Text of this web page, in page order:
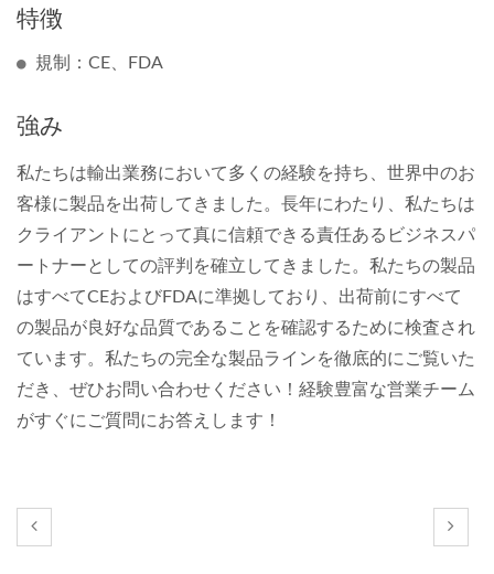
特徴
規制：CE、FDA
強み
私たちは輸出業務において多くの経験を持ち、世界中のお
客様に製品を出荷してきました。長年にわたり、私たちは
クライアントにとって真に信頼できる責任あるビジネスパ
ートナーとしての評判を確立してきました。私たちの製品
はすべてCEおよびFDAに準拠しており、出荷前にすべて
の製品が良好な品質であることを確認するために検査され
ています。私たちの完全な製品ラインを徹底的にご覧いた
だき、ぜひお問い合わせください！経験豊富な営業チーム
がすぐにご質問にお答えします！